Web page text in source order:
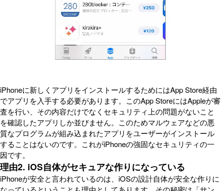
iPhoneに新しくアプリをインストールするためにはApp Store経由
でアプリを入手する必要があります。このApp StoreにはAppleが審
査を行い、その内容だけでなくセキュリティ上の問題がないこと
を確認したアプリしか並びません。このためマルウェアなどの悪
質なプログラムが組み込まれたアプリをユーザーがインストール
することはないのです。これがiPhoneの強固なセキュリティの一
因です。
理由2. iOS自体がセキュアな作りになっている
iPhoneが安全と言われているのは、iOSの設計自体が安全な作りに